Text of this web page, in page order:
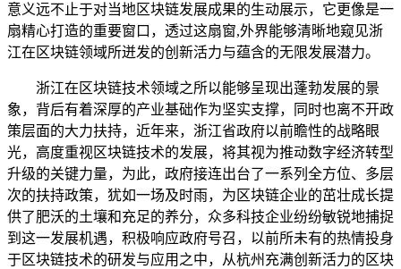
意义远不止于对当地区块链发展成果的生动展示，它更像是一
扇精心打造的重要窗口，透过这扇窗,外界能够清晰地窥见浙
江在区块链领域所迸发的创新活力与蕴含的无限发展潜力。
浙江在区块链技术领域之所以能够呈现出蓬勃发展的景
象，背后有着深厚的产业基础作为坚实支撑，同时也离不开政
策层面的大力扶持，近年来，浙江省政府以前瞻性的战略眼
光，高度重视区块链技术的发展，将其视为推动数字经济转型
升级的关键力量，为此，政府接连出台了一系列全方位、多层
次的扶持政策，犹如一场及时雨，为区块链企业的茁壮成长提
供了肥沃的土壤和充足的养分，众多科技企业纷纷敏锐地捕捉
到这一发展机遇，积极响应政府号召，以前所未有的热情投身
于区块链技术的研发与应用之中，从杭州充满创新活力的区块